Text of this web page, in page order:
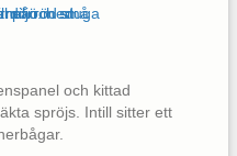
och kittad
spröjs. Intill sitter ett